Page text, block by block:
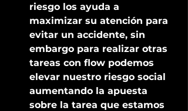
riesgo los ayuda a
maximizar su atención para
evitar un accidente, sin
embargo para realizar otras
tareas con flow podemos
elevar nuestro riesgo social
aumentando la apuesta
sobre la tarea que estamos